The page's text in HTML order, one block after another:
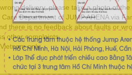
delivery, please take a photo of
Department of JUMP ARENA via
there is no feedback about faults or
other complaints.
only.